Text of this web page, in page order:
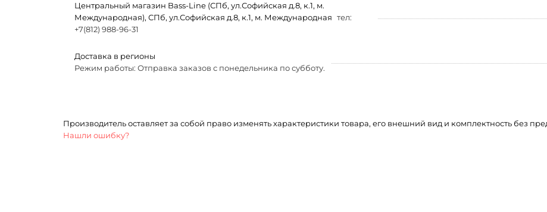
Центральный магазин Bass-Line (СПб, ул.Софийская д.8, к.1, м.
Международная), СПб, ул.Софийская д.8, к.1, м. Международная тел:
+7(812) 988-96-31
Доставка в регионы
Режим работы: Отправка заказов с понедельника по субботу.
Производитель оставляет за собой право изменять характеристики товара, его внешний вид и комплектность без
Нашли ошибку?